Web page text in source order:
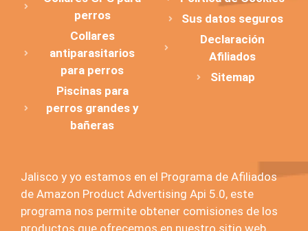
perros
Collares
antiparasitarios
para perros
Piscinas para
perros grandes y
bañeras
Sus datos seguros
Declaración
Afiliados
Sitemap
Jalisco y yo estamos en el Programa de Afiliados
de Amazon Product Advertising Api 5.0, este
programa nos permite obtener comisiones de los